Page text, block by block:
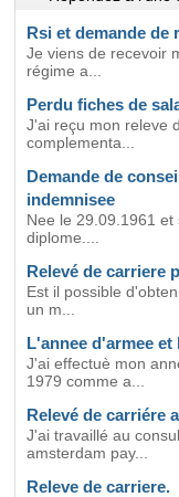
Rsi et demande de
Je viens de recevoir
régime a...
Perdu fiches de
J'ai reçu mon releve
complementa...
Demande de
indemnisee
Nee le 29.09.1961
diplome....
Relevé de carriere
Est il possible
un m...
L'annee d'armee et
J'ai effectuè mon
1979 comme a...
Relevé de carriére
J'ai travaillé au
amsterdam pay...
Releve de carriere.